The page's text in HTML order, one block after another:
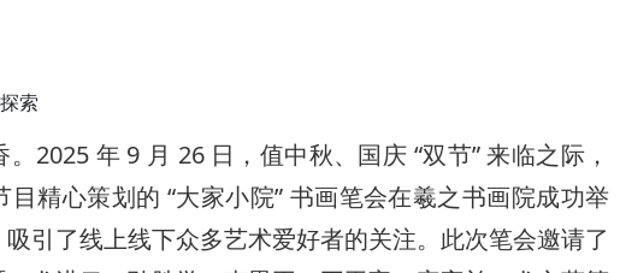
索
2025 年 9 月 26 日，值中秋、国庆 “双节” 来临之际，
精心策划的 “大家小院” 书画笔会在羲之书画院成功举
引了线上线下众多艺术爱好者的关注。此次笔会邀请了